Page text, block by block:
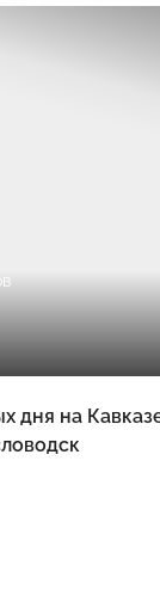
дня на